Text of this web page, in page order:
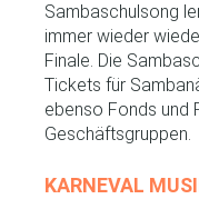
Sambaschulsong
immer wieder
Finale. Die
Tickets für
ebenso Fonds und
Geschäftsgruppen.
KARNEVAL